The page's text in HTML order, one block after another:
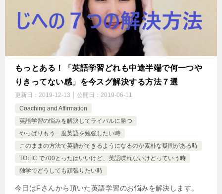
もっとある！「英語学習どれも中途半端で何一つや
りきってない感」を今スグ解決する方法７選
更新日： 2019-12-13 公開日： 2019-06-11
Coaching and Affirmation
英語学習の悩みを解決してライバルに勝つ
やっぱりもう一度英語を勉強したい時
このままの方法で英語ができるようになるのか素朴な疑問がある時
TOEIC で700とったはいいけど、英語喋れないけどっていう時
独学でどうしても頑張りたい時
今日はFさんから頂いた英語学習のお悩みを解決します。